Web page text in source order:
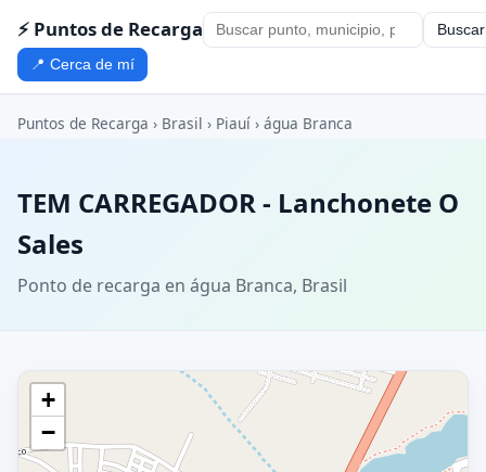
⚡ Puntos de Recarga Buscar
📍 Cerca de mí
Puntos de Recarga › Brasil › Piauí › água Branca
TEM CARREGADOR - Lanchonete O
Sales
Ponto de recarga en água Branca, Brasil
+
−